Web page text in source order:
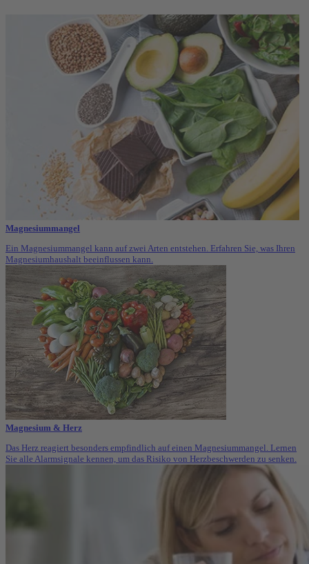
Magnesiummangel
Ein Magnesiummangel kann auf zwei Arten entstehen. Erfahren Sie, was Ihren
Magnesiumhaushalt beeinflussen kann.
Magnesium & Herz
Das Herz reagiert besonders empfindlich auf einen Magnesiummangel. Lernen
Sie alle Alarmsignale kennen, um das Risiko von Herzbeschwerden zu senken.